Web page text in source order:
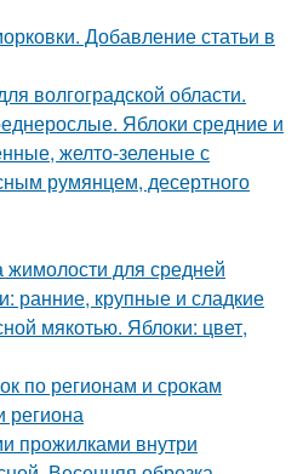
Добавление статьи в
волгоградской области.
Яблоки средние и
желто-зеленые с
румянцем, десертного
для средней
ранние, крупные и сладкие
мякотью. Яблоки: цвет,
по регионам и срокам
региона
прожилками внутри